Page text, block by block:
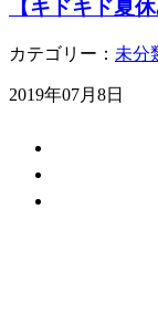
【キドキド夏
カテゴリー： 未分
2019年07月8日